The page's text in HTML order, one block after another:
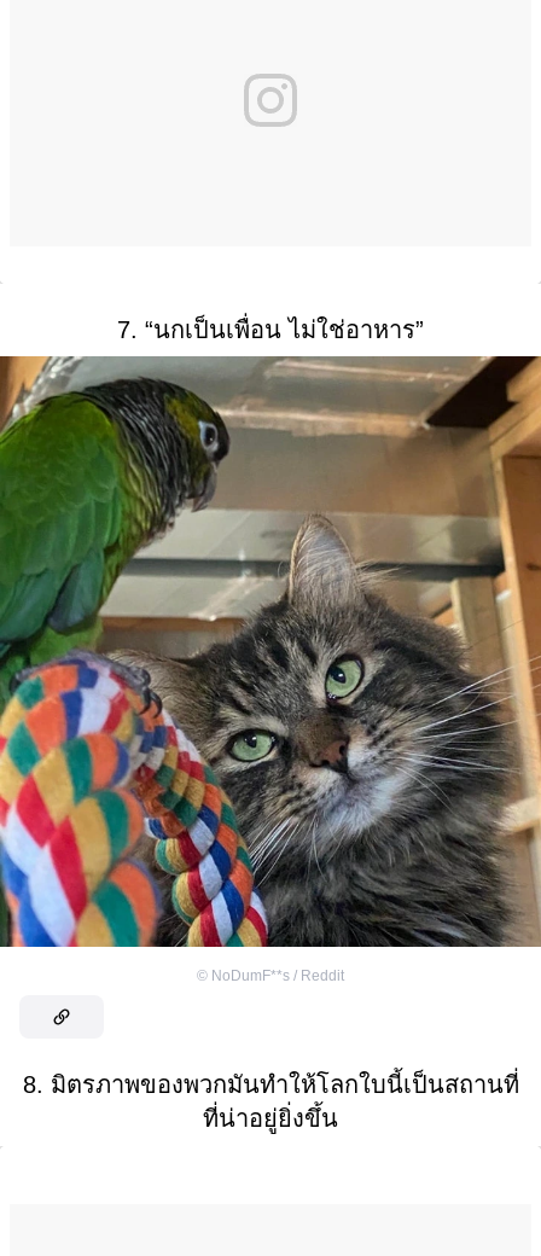
7. “นกเป็นเพื่อน ไม่ใช่อาหาร”
© NoDumF**s / Reddit
8. มิตรภาพของพวกมันทำให้โลกใบนี้เป็นสถานที่
ที่น่าอยู่ยิ่งขึ้น